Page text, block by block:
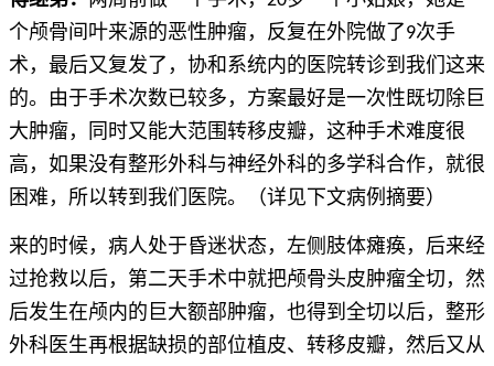
个颅骨间叶来源的恶性肿瘤，反复在外院做了9次手
术，最后又复发了，协和系统内的医院转诊到我们这来
的。由于手术次数已较多，方案最好是一次性既切除巨
大肿瘤，同时又能大范围转移皮瓣，这种手术难度很
高，如果没有整形外科与神经外科的多学科合作，就很
困难，所以转到我们医院。（详见下文病例摘要）
来的时候，病人处于昏迷状态，左侧肢体瘫痪，后来经
过抢救以后，第二天手术中就把颅骨头皮肿瘤全切，然
后发生在颅内的巨大额部肿瘤，也得到全切以后，整形
外科医生再根据缺损的部位植皮、转移皮瓣，然后又从